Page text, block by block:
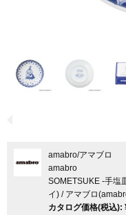
amabro/アマブロ
amabro
SOMETSUKE -手塩
イ) / アマブロ
カタログ価格(税込):